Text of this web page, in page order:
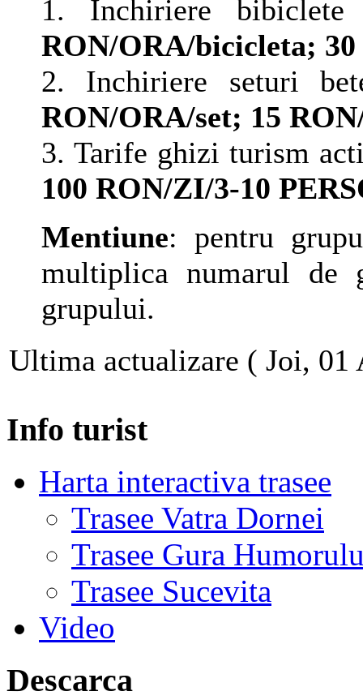
1. Inchiriere
RON/ORA/bicicleta;
2. Inchiriere seturi
RON/ORA/set; 15
3. Tarife ghizi turism
100 RON/ZI/3-10
Mentiune: pentru
multiplica numarul de
grupului.
Ultima actualizare ( Joi,
Info turist
Harta interactiva trasee
Trasee Vatra Dornei
Trasee Gura
Trasee Sucevita
Video
Descarca